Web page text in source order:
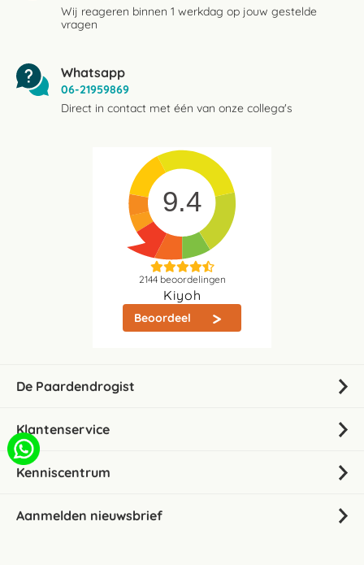
Wij reageren binnen 1 werkdag op jouw gestelde
vragen
Whatsapp
06-21959869
Direct in contact met één van onze collega's
9.4
2144beoordelingen
Kiyoh
Beoordeel
De Paardendrogist
Klantenservice
Kenniscentrum
Aanmelden nieuwsbrief